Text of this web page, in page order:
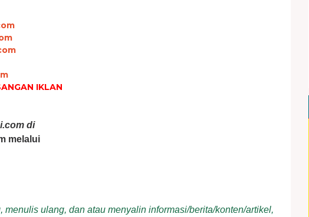
IKLAN
di
melalui
menulis ulang, dan atau menyalin informasi/berita/konten/artikel,